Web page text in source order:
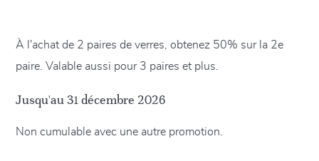
À l'achat de 2 paires de verres, obtenez 50% sur la 2e
paire. Valable aussi pour 3 paires et plus.
Jusqu'au 31 décembre 2026
Non cumulable avec une autre promotion.